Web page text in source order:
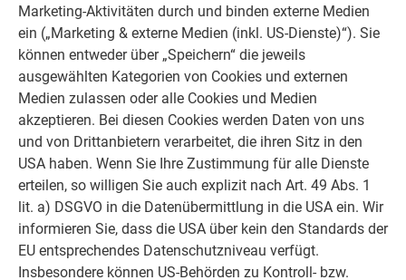
Marketing-Aktivitäten durch und binden externe Medien
ein („Marketing & externe Medien (inkl. US-Dienste)“). Sie
können entweder über „Speichern“ die jeweils
ausgewählten Kategorien von Cookies und externen
Medien zulassen oder alle Cookies und Medien
akzeptieren. Bei diesen Cookies werden Daten von uns
und von Drittanbietern verarbeitet, die ihren Sitz in den
USA haben. Wenn Sie Ihre Zustimmung für alle Dienste
erteilen, so willigen Sie auch explizit nach Art. 49 Abs. 1
lit. a) DSGVO in die Datenübermittlung in die USA ein. Wir
informieren Sie, dass die USA über kein den Standards der
EU entsprechendes Datenschutzniveau verfügt.
Insbesondere können US-Behörden zu Kontroll- bzw.
Tipps zur Pflege und Reinigung von PREFA
Farbaluminiumbändern:Bei leichter Verschmutzung wie z. B.
Staubschicht oder Ähnliches: klares, handwarmes Wasser,
Wasch- bzw. Pflegemittel für Autolacke (keine
Scheuermittel!). Bei starker Verunreinigung wie z. B.
Kleberückstände, Öle oder Fette: geeignete Universalreiniger.
Die Herstellerangaben der Reinigungsmittel sind zu
beachten.
Für die Reinigung Wasser und Reinigungsschwamm
verwenden.